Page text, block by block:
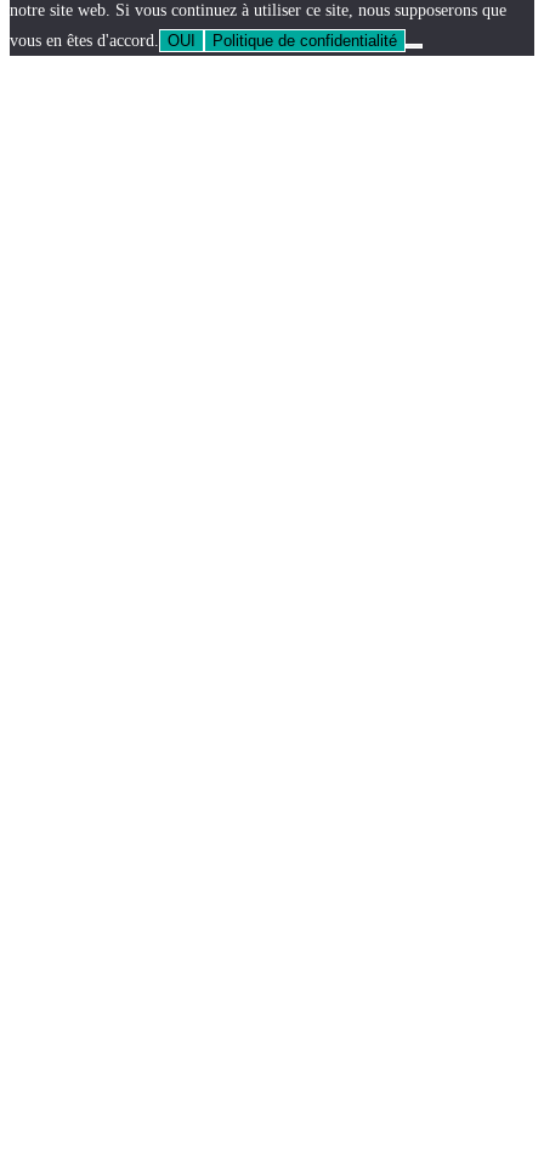
notre site web. Si vous continuez à utiliser ce site, nous supposerons que
vous en êtes d'accord. OUI Politique de confidentialité